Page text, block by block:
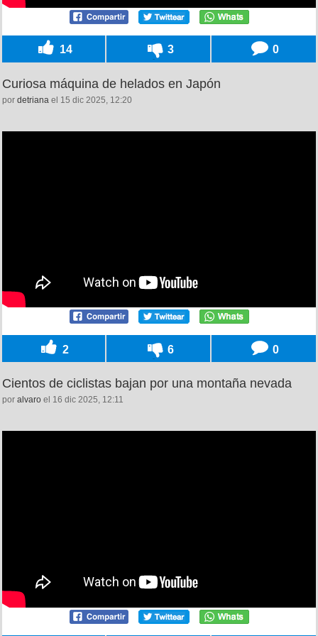
14 3 0
Curiosa máquina de helados en Japón
por detriana el 15 dic 2025, 12:20
2 6 0
Cientos de ciclistas bajan por una montaña nevada
por alvaro el 16 dic 2025, 12:11